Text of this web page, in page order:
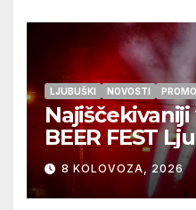
LJUBUŠKI NOVOSTI PROMO
BEER FEST
9.kolovoza
8 KOLOVOZA, 2026